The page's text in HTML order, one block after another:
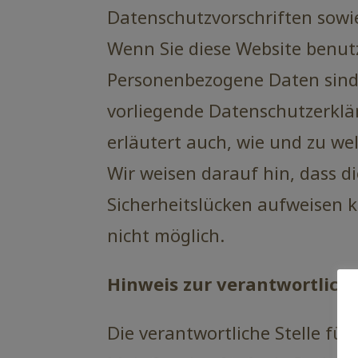
Datenschutzvorschriften
Wenn Sie diese Website
Personenbezogene Daten
vorliegende
erläutert auch, wie und zu
Wir weisen darauf hin, dass
Sicherheitslücken aufweisen
nicht möglich.
Hinweis zur
Die verantwortliche Stelle für